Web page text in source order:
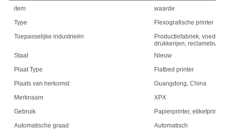
item
waarde
Type
Flexografische printer
Toepasselijke industrieën
Productiefabriek,
drukkerijen,
Staat
Nieuw
Plaat Type
Flatbed printer
Plaats van herkomst
Guangdong, China
Merknaam
XPX
Gebruik
Papierprinter, etiketprinter
Automatische graad
Automatisch